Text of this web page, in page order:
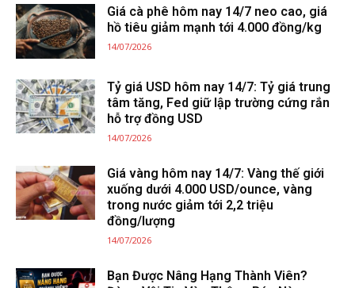
Giá cà phê hôm nay 14/7 neo cao, giá
hồ tiêu giảm mạnh tới 4.000 đồng/kg
14/07/2026
Tỷ giá USD hôm nay 14/7: Tỷ giá trung
tâm tăng, Fed giữ lập trường cứng rắn
hỗ trợ đồng USD
14/07/2026
Giá vàng hôm nay 14/7: Vàng thế giới
xuống dưới 4.000 USD/ounce, vàng
trong nước giảm tới 2,2 triệu
đồng/lượng
14/07/2026
Bạn Được Nâng Hạng Thành Viên?